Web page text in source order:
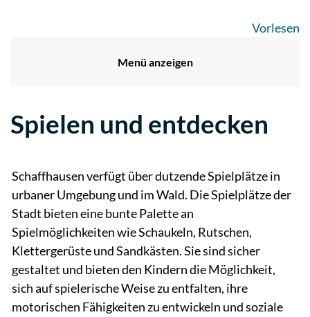
Vorlesen
Menü anzeigen
Spielen und entdecken
Schaffhausen verfügt über dutzende Spielplätze in
urbaner Umgebung und im Wald. Die Spielplätze der
Stadt bieten eine bunte Palette an
Spielmöglichkeiten wie Schaukeln, Rutschen,
Klettergerüste und Sandkästen. Sie sind sicher
gestaltet und bieten den Kindern die Möglichkeit,
sich auf spielerische Weise zu entfalten, ihre
motorischen Fähigkeiten zu entwickeln und soziale
Zugehörige Objekte